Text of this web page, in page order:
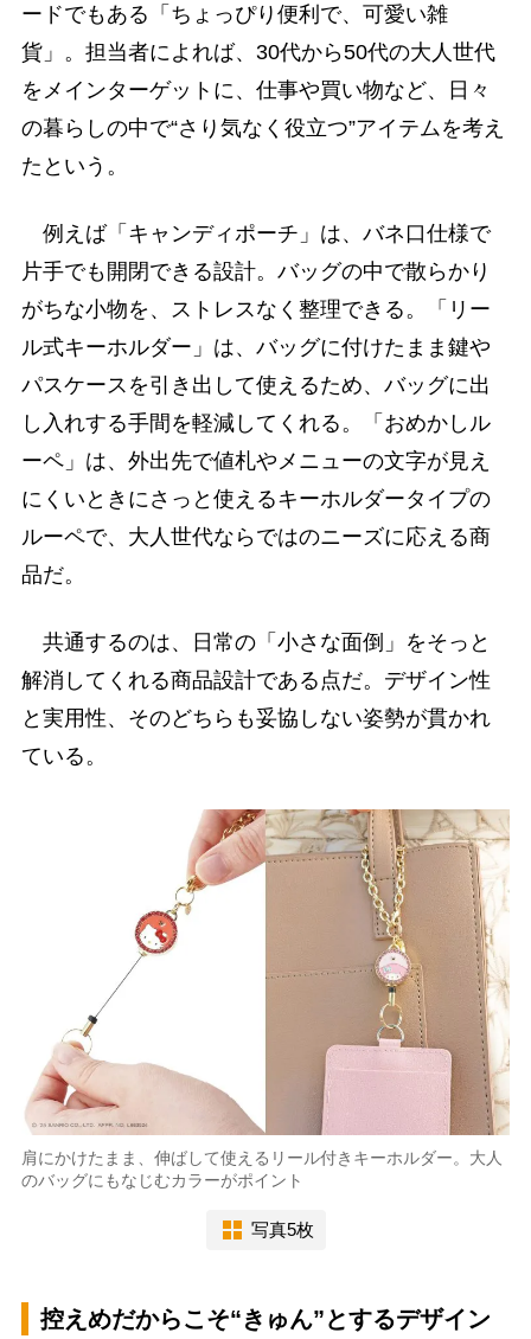
ードでもある「ちょっぴり便利で、可愛い雑
貨」。担当者によれば、30代から50代の大人世代
をメインターゲットに、仕事や買い物など、日々
の暮らしの中で“さり気なく役立つ”アイテムを考え
たという。
例えば「キャンディポーチ」は、バネ口仕様で
片手でも開閉できる設計。バッグの中で散らかり
がちな小物を、ストレスなく整理できる。「リー
ル式キーホルダー」は、バッグに付けたまま鍵や
パスケースを引き出して使えるため、バッグに出
し入れする手間を軽減してくれる。「おめかしル
ーペ」は、外出先で値札やメニューの文字が見え
にくいときにさっと使えるキーホルダータイプの
ルーペで、大人世代ならではのニーズに応える商
品だ。
共通するのは、日常の「小さな面倒」をそっと
解消してくれる商品設計である点だ。デザイン性
と実用性、そのどちらも妥協しない姿勢が貫かれ
ている。
肩にかけたまま、伸ばして使えるリール付きキーホルダー。大人
のバッグにもなじむカラーがポイント
写真5枚
控えめだからこそ“きゅん”とするデザイン